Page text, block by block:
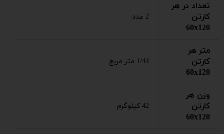
تعداد در هر
کارتن
60x120
2 عدد
متر هر
کارتن
60x120
1/44 متر مربع
وزن هر
کارتن
60x120
42 کیلوگرم